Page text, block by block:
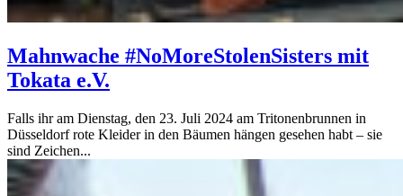
Mahnwache #NoMoreStolenSisters mit
Tokata e.V.
Falls ihr am Dienstag, den 23. Juli 2024 am Tritonenbrunnen in
Düsseldorf rote Kleider in den Bäumen hängen gesehen habt – sie
sind Zeichen...